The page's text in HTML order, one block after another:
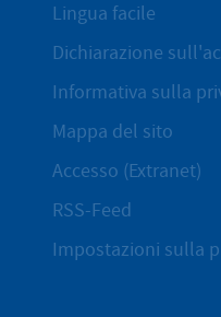
Lingua facile
Dichiarazione
Informativa sulla
Mappa del sito
Accesso (Extranet)
RSS-Feed
Impostazioni sulla